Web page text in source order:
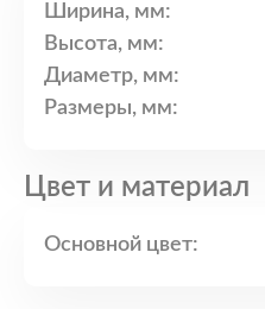
Ширина, мм:
Высота, мм:
Диаметр, мм:
Размеры, мм:
Цвет и материал
Основной цвет: